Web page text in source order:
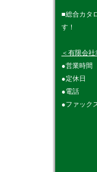
■総合カタ
す！
＜有限会
●営業時間
●定休日
●電話
●ファック